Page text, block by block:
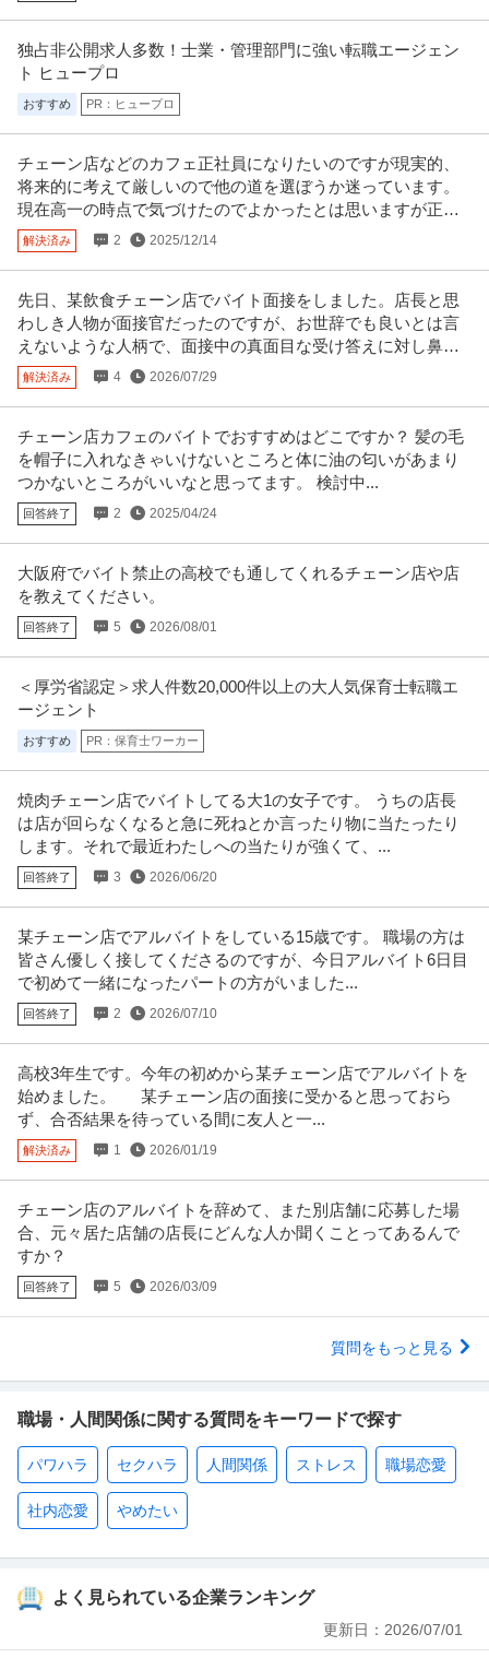
独占非公開求人多数！士業・管理部門に強い転職エージェン
ト ヒュープロ
おすすめ PR：ヒュープロ
チェーン店などのカフェ正社員になりたいのですが現実的、
将来的に考えて厳しいので他の道を選ぼうか迷っています。
現在高一の時点で気づけたのでよかったとは思いますが正直
考えすぎて頭がパンクしそうです。
解決済み 2 2025/12/14
先日、某飲食チェーン店でバイト面接をしました。店長と思
わしき人物が面接官だったのですが、お世辞でも良いとは言
えないような人柄で、面接中の真面目な受け答えに対し鼻で
笑われたりしました。
解決済み 4 2026/07/29
チェーン店カフェのバイトでおすすめはどこですか？ 髪の毛
を帽子に入れなきゃいけないところと体に油の匂いがあまり
つかないところがいいなと思ってます。 検討中...
回答終了 2 2025/04/24
大阪府でバイト禁止の高校でも通してくれるチェーン店や店
を教えてください。
回答終了 5 2026/08/01
＜厚労省認定＞求人件数20,000件以上の大人気保育士転職エ
ージェント
おすすめ PR：保育士ワーカー
焼肉チェーン店でバイトしてる大1の女子です。 うちの店長
は店が回らなくなると急に死ねとか言ったり物に当たったり
します。それで最近わたしへの当たりが強くて、...
回答終了 3 2026/06/20
某チェーン店でアルバイトをしている15歳です。 職場の方は
皆さん優しく接してくださるのですが、今日アルバイト6日目
で初めて一緒になったパートの方がいました...
回答終了 2 2026/07/10
高校3年生です。今年の初めから某チェーン店でアルバイトを
始めました。  ︎︎ 某チェーン店の面接に受かると思っておら
ず、合否結果を待っている間に友人と一...
解決済み 1 2026/01/19
チェーン店のアルバイトを辞めて、また別店舗に応募した場
合、元々居た店舗の店長にどんな人か聞くことってあるんで
すか？
回答終了 5 2026/03/09
質問をもっと見る
職場・人間関係に関する質問をキーワードで探す
パワハラ セクハラ 人間関係 ストレス 職場恋愛
社内恋愛 やめたい
よく見られている企業ランキング
更新日： 2026/07/01